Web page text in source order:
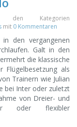
Kategorien
mit 0 Kommentaren
den vergangenen
Galt in den
die klassische
als
Trainern wie Julian
bei Inter oder zuletzt
von Dreier- und
oder flexibler